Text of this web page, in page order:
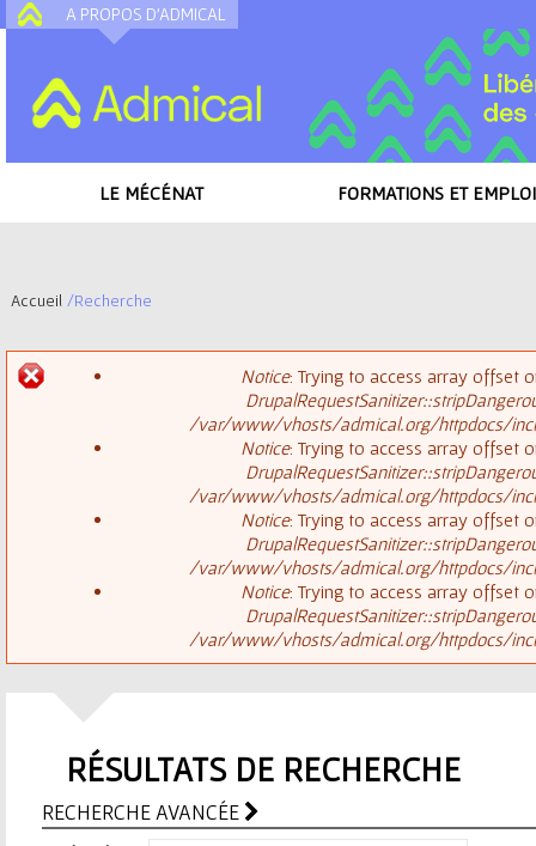
A PROPOS D'ADMICAL
LE MÉCÉNAT FORMATIONS ET
Accueil /Recherche
e
d
Notice: Trying to access array offset
/var/www/vhosts/admical.org/httpdocs/
Notice: Trying to access array offset
/var/www/vhosts/admical.org/httpdocs/
Notice: Trying to access array offset
/var/www/vhosts/admical.org/httpdocs/
Notice: Trying to access array offset
/var/www/vhosts/admical.org/httpdocs/
RÉSULTATS DE RECHERCHE
RECHERCHE AVANCÉE